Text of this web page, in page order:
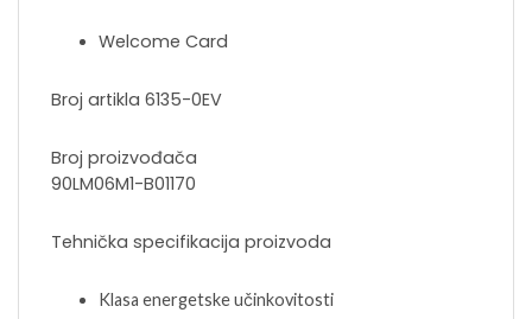
Welcome Card
Broj artikla 6135-0EV
Broj proizvođača
90LM06M1-B01170
Tehnička specifikacija proizvoda
Klasa energetske učinkovitosti